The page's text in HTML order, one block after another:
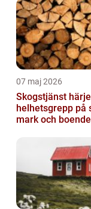
07 maj 2026
Skogstjänst
helhetsgrepp på
mark och